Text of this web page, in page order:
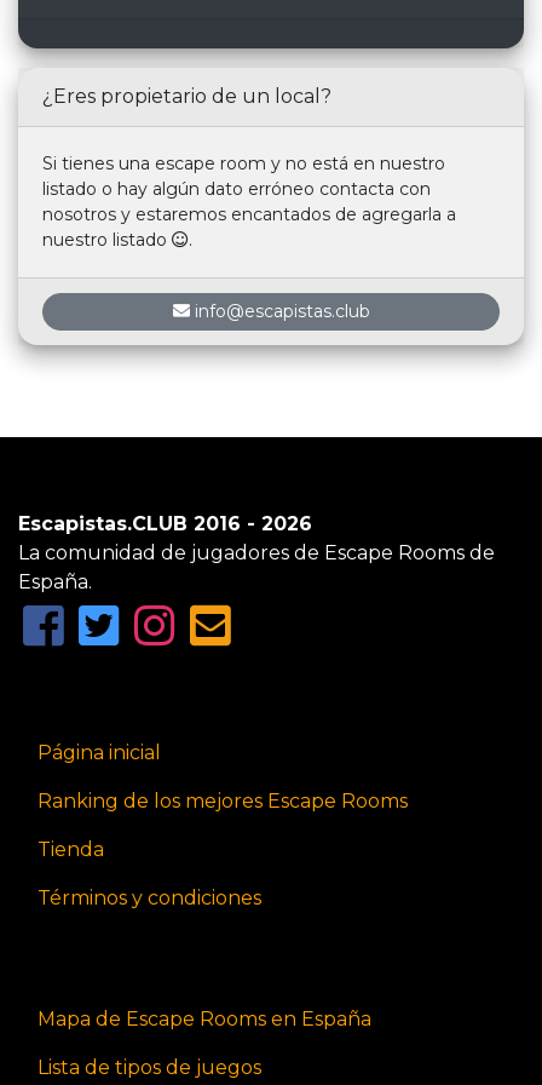
¿Eres propietario de un local?
Si tienes una escape room y no está en nuestro
listado o hay algún dato erróneo contacta con
nosotros y estaremos encantados de agregarla a
nuestro listado
.
info@escapistas.club
Escapistas.CLUB 2016 - 2026
La comunidad de jugadores de Escape Rooms de
España.
Página inicial
Ranking de los mejores Escape Rooms
Tienda
Términos y condiciones
Mapa de Escape Rooms en España
Lista de tipos de juegos